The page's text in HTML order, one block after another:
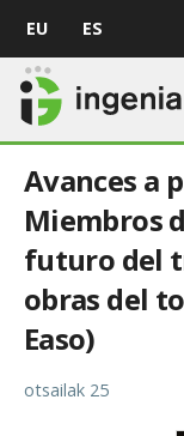
EU ES
Avances a
Miembros
futuro del
obras del
Easo)
otsailak 25